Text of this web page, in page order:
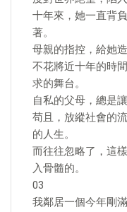
十年來，她一直背
著。
母親的指控，給她
不花將近十年的時
求的舞台。
自私的父母，總是
苟且，放縱社會的
的人生。
而往往忽略了，這
入骨髓的。
03
我鄰居一個今年剛